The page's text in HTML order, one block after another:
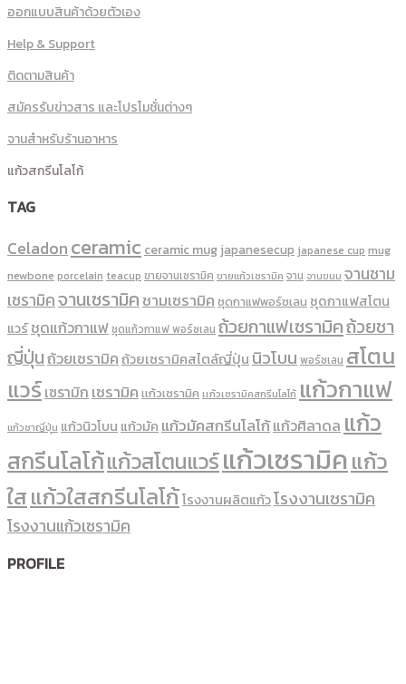
ออกแบบสินค้าด้วยตัวเอง
Help & Support
ติดตามสินค้า
สมัครรับข่าวสาร และโปรโมชั่นต่างๆ
จานสำหรับร้านอาหาร
แก้วสกรีนโลโก้
TAG
Celadonceramic ceramic mug japanesecup japanese cup mug
newbone porcelain teacup ขายจานเซรามิค ขายแก้วเซรามิค จาน จานขนม จานชาม
เซรามิคจานเซรามิคชามเซรามิค ชุดกาแฟพอร์ชเลน ชุดกาแฟสโตน
แวร์ชุดแก้วกาแฟชุดแก้วกาแฟ พอร์ซเลน ถ้วยกาแฟเซรามิคถ้วยชา
ญี่ปุ่นถ้วยเซรามิคถ้วยเซรามิคสไตล์ญี่ปุ่น นิวโบน พอร์ซเลน สโตน
แวร์เซรามิก เซรามิค เเก้วเซรามิค เเก้วเซรามิคสกรีนโลโก้ แก้วกาแฟ
แก้วชาญี่ปุ่น แก้วนิวโบน แก้วมัค แก้วมัคสกรีนโลโก้แก้วศิลาดล แก้ว
สกรีนโลโก้แก้วสโตนแวร์แก้วเซรามิคแก้ว
ใสแก้วใสสกรีนโลโก้โรงงานผลิตแก้วโรงงานเซรามิค
โรงงานแก้วเซรามิค
PROFILE